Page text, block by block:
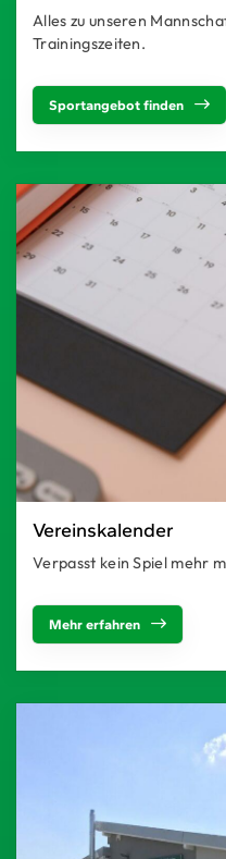
Alles zu unseren
Trainingszeiten.
Sportangebot finden
Vereinskalender
Verpasst kein Spiel mehr
Mehr erfahren